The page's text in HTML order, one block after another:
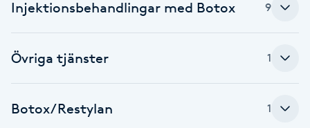
Fotmassage
Fotsvamp
Injektionsbehandlingar med Botox 9
Övriga tjänster 1
Botox/Restylan 1